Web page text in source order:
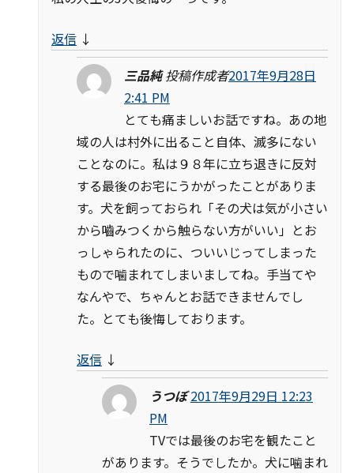
返信 ↓
三品純 投稿作成者2017年9月28日
2:41 PM
とても痛ましいお話ですね。あの地
域の人は村外に出ること自体、滅多にない
ことなのに。私は９８年に立ち退きに反対
する最後のお宅にうかがったことがありま
す。犬を飼っておられ「その犬は気が小さい
から嚙みつくから触らない方がいい」とお
っしゃられたのに、ついいじってしまった
もので噛まれてしまいましてね。手当てや
なんやで、ちゃんとお話できませんでし
た。とても後悔しております。
返信 ↓
うつぼ 2017年9月29日 12:23
PM
TVでは最後のお宅を観たこと
があります。そうでしたか。犬に噛まれ